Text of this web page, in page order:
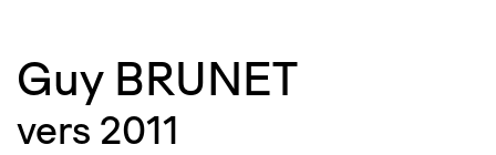
Guy BRUNET
vers 2011